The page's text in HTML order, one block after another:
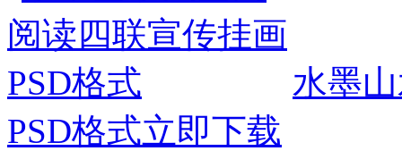
水墨
PSD格式立即下载